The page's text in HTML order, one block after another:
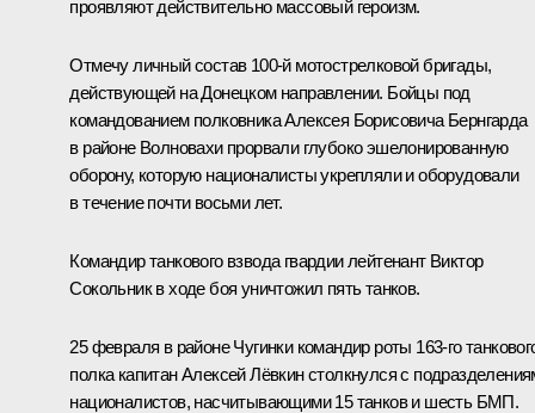
проявляют действительно массовый героизм.
Отмечу личный состав 100-й мотострелковой бригады,
действующей на Донецком направлении. Бойцы под
командованием полковника Алексея Борисовича Бернгарда
в районе Волновахи прорвали глубоко эшелонированную
оборону, которую националисты укрепляли и оборудовали
в течение почти восьми лет.
Командир танкового взвода гвардии лейтенант Виктор
Сокольник в ходе боя уничтожил пять танков.
25 февраля в районе Чугинки командир роты 163-го
полка капитан Алексей Лёвкин столкнулся с
националистов, насчитывающими 15 танков и шесть БМП.